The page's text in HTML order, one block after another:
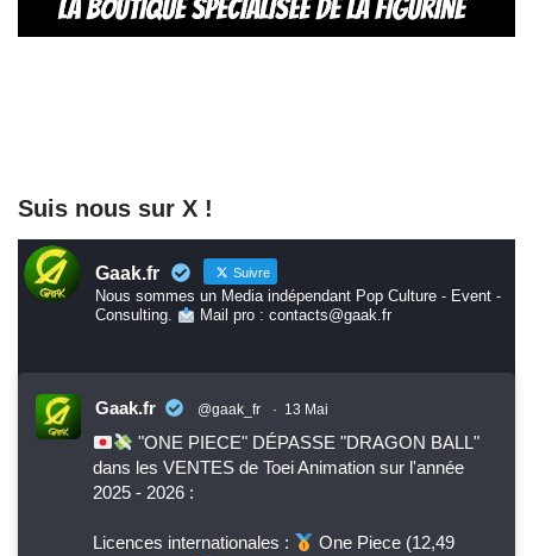
Suis nous sur X !
Gaak.fr Suivre
Nous sommes un Media indépendant Pop Culture - Event -
Consulting.
Mail pro : contacts@gaak.fr
Gaak.fr @gaak_fr · 13 Mai
"ONE PIECE" DÉPASSE "DRAGON BALL"
dans les VENTES de Toei Animation sur l'année
2025 - 2026 :
Licences internationales :
One Piece (12,49